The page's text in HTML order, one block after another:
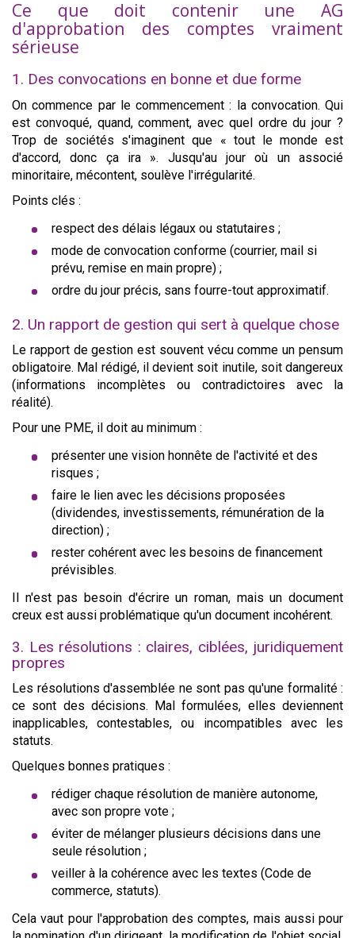
Ce que doit contenir une AG
d'approbation des comptes vraiment
sérieuse
1. Des convocations en bonne et due forme
On commence par le commencement : la convocation. Qui
est convoqué, quand, comment, avec quel ordre du jour ?
Trop de sociétés s'imaginent que « tout le monde est
d'accord, donc ça ira ». Jusqu'au jour où un associé
minoritaire, mécontent, soulève l'irrégularité.
Points clés :
respect des délais légaux ou statutaires ;
mode de convocation conforme (courrier, mail si
prévu, remise en main propre) ;
ordre du jour précis, sans fourre-tout approximatif.
2. Un rapport de gestion qui sert à quelque chose
Le rapport de gestion est souvent vécu comme un pensum
obligatoire. Mal rédigé, il devient soit inutile, soit dangereux
(informations incomplètes ou contradictoires avec la
réalité).
Pour une PME, il doit au minimum :
présenter une vision honnête de l'activité et des
risques ;
faire le lien avec les décisions proposées
(dividendes, investissements, rémunération de la
direction) ;
rester cohérent avec les besoins de financement
prévisibles.
Il n'est pas besoin d'écrire un roman, mais un document
creux est aussi problématique qu'un document incohérent.
3. Les résolutions : claires, ciblées, juridiquement
propres
Les résolutions d'assemblée ne sont pas qu'une formalité :
ce sont des décisions. Mal formulées, elles deviennent
inapplicables, contestables, ou incompatibles avec les
statuts.
Quelques bonnes pratiques :
rédiger chaque résolution de manière autonome,
avec son propre vote ;
éviter de mélanger plusieurs décisions dans une
seule résolution ;
veiller à la cohérence avec les textes (Code de
commerce, statuts).
Cela vaut pour l'approbation des comptes, mais aussi pour